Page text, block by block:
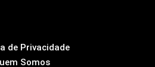
de Privacidade
Somos